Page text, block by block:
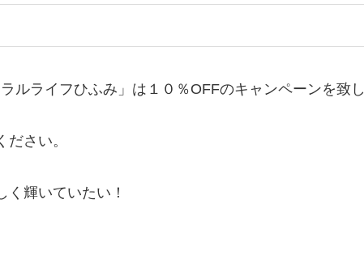
ルライフひふみ」は１０％OFFのキャンペーンを致し
さい。
輝いていたい！